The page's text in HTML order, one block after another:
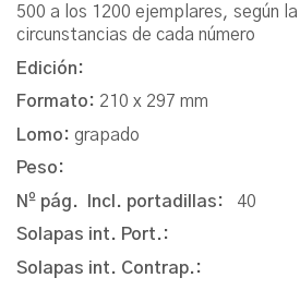
500 a los 1200 ejemplares, según
circunstancias de cada número
Edición:
Formato: 210 x 297 mm
Lomo: grapado
Peso:
Nº pág. Incl. portadillas: 40
Solapas int. Port.:
Solapas int. Contrap.: